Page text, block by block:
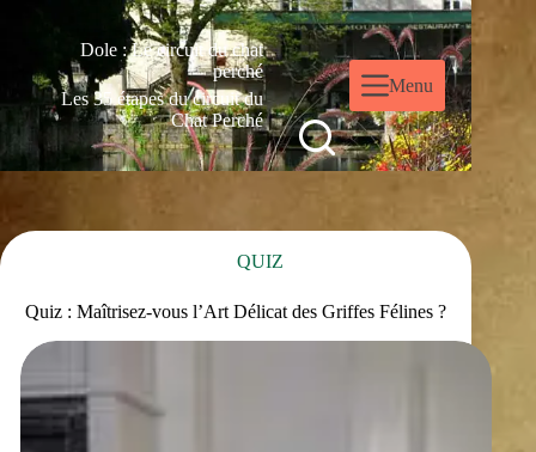
Dole : Le circuit du chat
perché
Les 35 étapes du circuit du
Chat Perché
Menu
QUIZ
Quiz : Maîtrisez-vous l’Art Délicat des Griffes Félines ?